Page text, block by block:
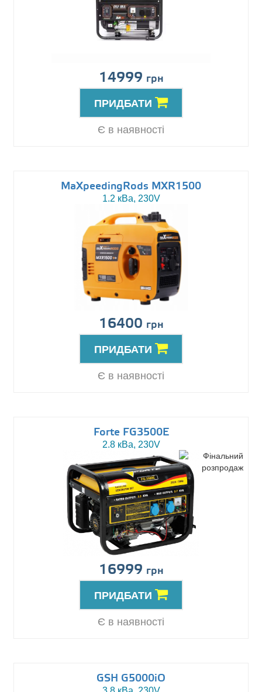
14999 грн
ПРИДБАТИ
Є в наявності
MaXpeedingRods MXR1500
1.2 кВа, 230V
16400 грн
ПРИДБАТИ
Є в наявності
Forte FG3500E
2.8 кВа, 230V
16999 грн
ПРИДБАТИ
Є в наявності
GSH G5000iO